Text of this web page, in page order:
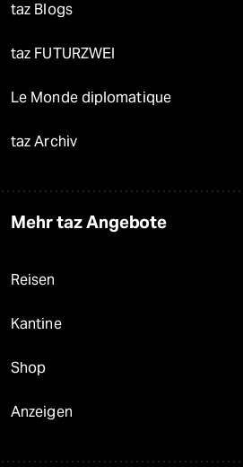
taz Blogs
taz FUTURZWEI
Le Monde diplomatique
taz Archiv
Mehr taz Angebote
Reisen
Kantine
Shop
Anzeigen